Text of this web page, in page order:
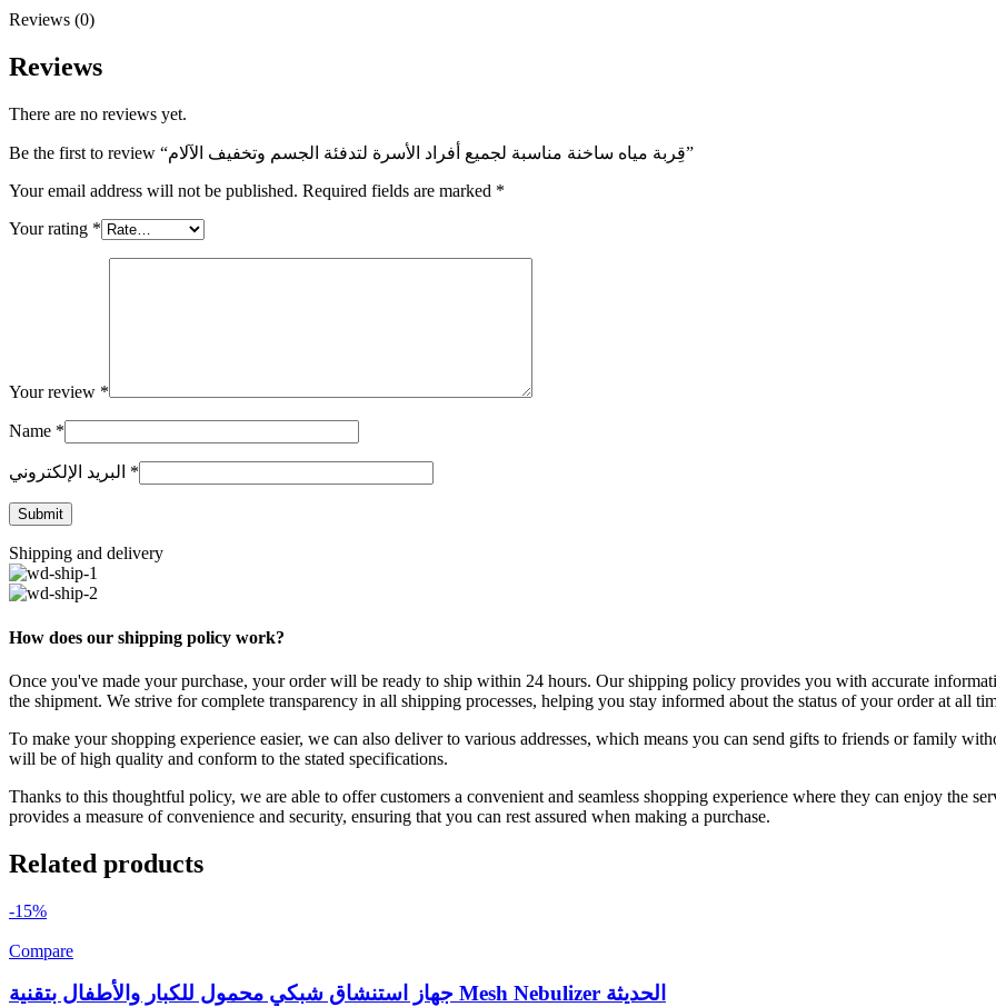
Reviews (0)
Reviews
There are no reviews yet.
Be the first to review “قِربة مياه ساخنة مناسبة لجميع أفراد الأسرة لتدفئة الجسم وتخفيف الآلام”
Your email address will not be published. Required fields are marked *
Your rating *
Your review *
Name *
*
Shipping and delivery
How does our shipping policy work?
Once you've made your purchase, your order will be ready to ship within 24 hours. Our shipping policy provides you with accurate
the shipment. We strive for complete transparency in all shipping processes, helping you stay informed about the status of your order at all
To make your shopping experience easier, we can also deliver to various addresses, which means you can send gifts to friends or family
will be of high quality and conform to the stated specifications.
Thanks to this thoughtful policy, we are able to offer customers a convenient and seamless shopping experience where they can enjoy the
provides a measure of convenience and security, ensuring that you can rest assured when making a purchase.
Related products
-15%
Compare
جهاز استنشاق شبكي محمول للكبار والأطفال بتقنية Mesh Nebulizer الحديثة